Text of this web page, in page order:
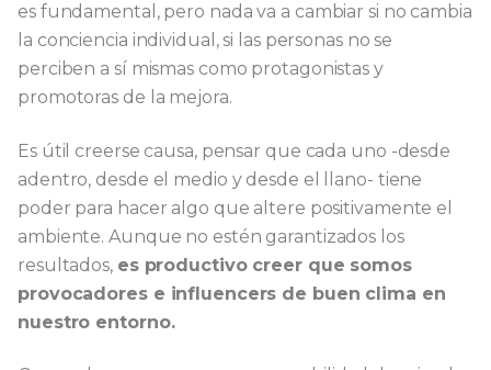
es fundamental, pero nada va a cambiar si no cambia
la conciencia individual, si las personas no se
perciben a sí mismas como protagonistas y
promotoras de la mejora.
Es útil creerse causa, pensar que cada uno -desde
adentro, desde el medio y desde el llano- tiene
poder para hacer algo que altere positivamente el
ambiente. Aunque no estén garantizados los
resultados, es productivo creer que somos
provocadores e influencers de buen clima en
nuestro entorno.